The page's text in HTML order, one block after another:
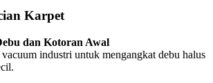
Karpet
dan Kotoran Awal
industri untuk mengangkat debu halus